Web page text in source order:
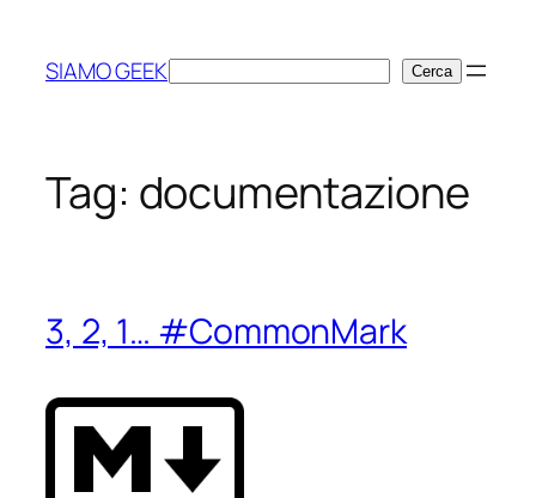
contenuto
SIAMO GEEKCerca Cerca
Tag: documentazione
3, 2, 1… #CommonMark